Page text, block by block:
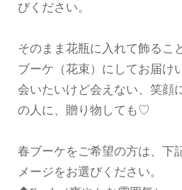
びください。
そのまま花瓶に入れて飾るこ
ブーケ（花束）にしてお届け
会いたいけど会えない、笑顔
の人に、贈り物しても♡
春ブーケをご希望の方は、下
メージをお選びください。